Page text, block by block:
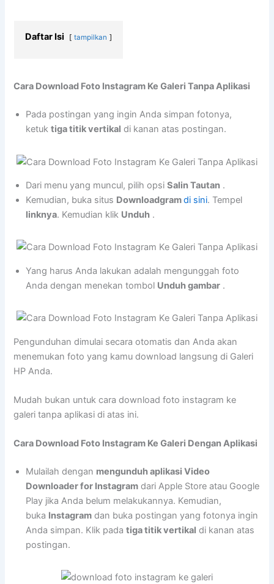
Daftar Isi tampilkan
Cara Download Foto Instagram Ke Galeri Tanpa Aplikasi
Pada postingan yang ingin Anda simpan fotonya,
ketuktiga titik vertikal di kanan atas postingan.
Dari menu yang muncul, pilih opsiSalin Tautan .
Kemudian, buka situs Downloadgramdi sini. Tempel
linknya. Kemudian klik Unduh .
Yang harus Anda lakukan adalah mengunggah foto
Anda dengan menekan tombol Unduh gambar .
Pengunduhan dimulai secara otomatis dan Anda akan
menemukan foto yang kamu download langsung di Galeri
HP Anda.
Mudah bukan untuk cara download foto instagram ke
galeri tanpa aplikasi di atas ini.
Cara Download Foto Instagram Ke Galeri Dengan Aplikasi
Mulailah dengan mengunduh aplikasi Video
Downloader for Instagram dari Apple Store atau Google
Play jika Anda belum melakukannya. Kemudian,
buka Instagram dan buka postingan yang fotonya ingin
Anda simpan. Klik padatiga titik vertikal di kanan atas
postingan.